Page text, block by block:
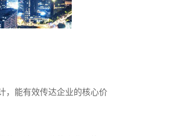
，能有效传达企业的核心价